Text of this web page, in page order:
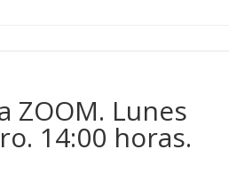
ZOOM. Lunes
14:00 horas.